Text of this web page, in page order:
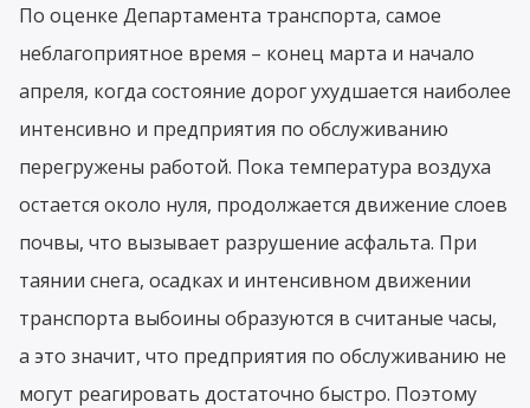
По оценке Департамента транспорта, самое
неблагоприятное время – конец марта и начало
апреля, когда состояние дорог ухудшается наиболее
интенсивно и предприятия по обслуживанию
перегружены работой. Пока температура воздуха
остается около нуля, продолжается движение слоев
почвы, что вызывает разрушение асфальта. При
таянии снега, осадках и интенсивном движении
транспорта выбоины образуются в считаные часы,
а это значит, что предприятия по обслуживанию не
могут реагировать достаточно быстро. Поэтому